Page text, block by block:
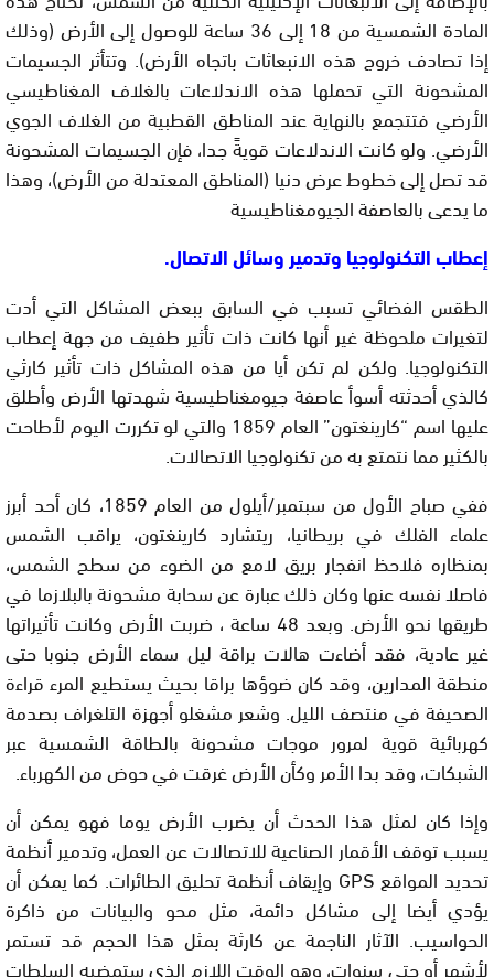
المادة الشمسية من 18 إلى 36 ساعة للوصول إلى الأرض (وذلك
إذا تصادف خروج هذه الانبعاثات باتجاه الأرض). وتتأثر الجسيمات
المشحونة التي تحملها هذه الاندلاعات بالغلاف المغناطيسي
الأرضي فتتجمع بالنهاية عند المناطق القطبية من الغلاف الجوي
الأرضي. ولو كانت الاندلاعات قويةً جدا، فإن الجسيمات المشحونة
قد تصل إلى خطوط عرض دنيا (المناطق المعتدلة من الأرض)، وهذا
ما يدعى بالعاصفة الجيومغناطيسية
إعطاب التكنولوجيا وتدمير وسائل الاتصال.
الطقس الفضائي تسبب في السابق ببعض المشاكل التي أدت
لتغيرات ملحوظة غير أنها كانت ذات تأثير طفيف من جهة إعطاب
التكنولوجيا. ولكن لم تكن أيا من هذه المشاكل ذات تأثير كارثي
كالذي أحدثته أسوأ عاصفة جيومغناطيسية شهدتها الأرض وأطلق
عليها اسم “كارينغتون” العام 1859 والتي لو تكررت اليوم لأطاحت
بالكثير مما نتمتع به من تكنولوجيا الاتصالات.
ففي صباح الأول من سبتمبر/أيلول من العام 1859، كان أحد أبرز
علماء الفلك في بريطانيا، ريتشارد كارينغتون، يراقب الشمس
بمنظاره فلاحظ انفجار بريق لامع من الضوء من سطح الشمس،
فاصلا نفسه عنها وكان ذلك عبارة عن سحابة مشحونة بالبلازما في
طريقها نحو الأرض. وبعد 48 ساعة ، ضربت الأرض وكانت تأثيراتها
غير عادية، فقد أضاءت هالات براقة ليل سماء الأرض جنوبا حتى
منطقة المدارين، وقد كان ضوؤها براقا بحيث يستطيع المرء قراءة
الصحيفة في منتصف الليل. وشعر مشغلو أجهزة التلغراف بصدمة
كهربائية قوية لمرور موجات مشحونة بالطاقة الشمسية عبر
الشبكات، وقد بدا الأمر وكأن الأرض غرقت في حوض من الكهرباء.
وإذا كان لمثل هذا الحدث أن يضرب الأرض يوما فهو يمكن أن
يسبب توقف الأقمار الصناعية للاتصالات عن العمل، وتدمير أنظمة
تحديد المواقع GPS وإيقاف أنظمة تحليق الطائرات. كما يمكن أن
يؤدي أيضا إلى مشاكل دائمة، مثل محو والبيانات من ذاكرة
الحواسيب. الآثار الناجمة عن كارثة بمثل هذا الحجم قد تستمر
لأشهر أو حتى سنوات، وهو الوقت اللازم الذي ستمضيه السلطات